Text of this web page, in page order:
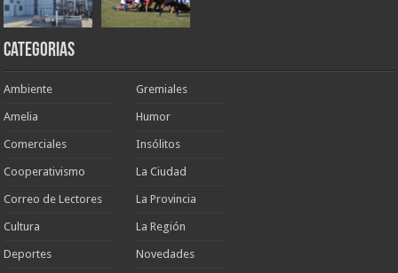
Categorias
Ambiente
Amelia
Comerciales
Cooperativismo
Correo de Lectores
Cultura
Deportes
Gremiales
Humor
Insólitos
La Ciudad
La Provincia
La Región
Novedades